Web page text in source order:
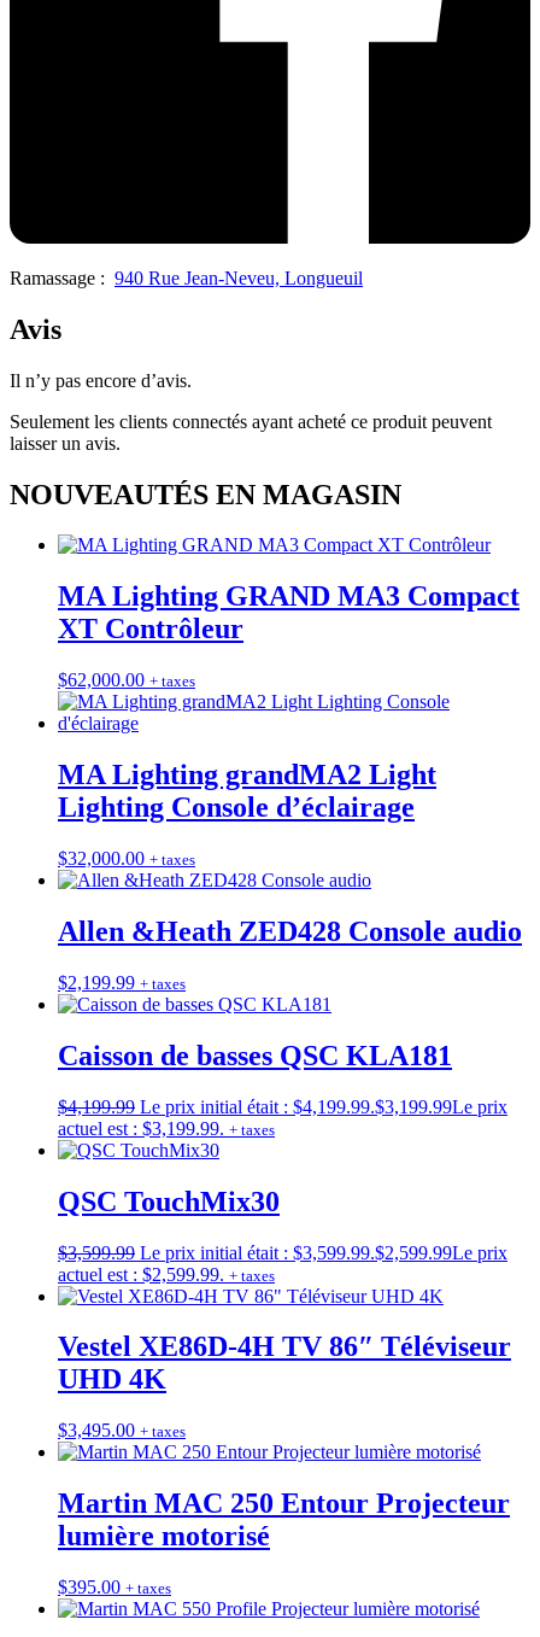
Ramassage : 940 Rue Jean-Neveu, Longueuil
Avis
Il n’y pas encore d’avis.
Seulement les clients connectés ayant acheté ce produit peuvent
laisser un avis.
NOUVEAUTÉS EN MAGASIN
MA Lighting GRAND MA3 Compact
XT Contrôleur
$62,000.00 + taxes
MA Lighting grandMA2 Light
Lighting Console d’éclairage
$32,000.00 + taxes
Allen &Heath ZED428 Console audio
$2,199.99 + taxes
Caisson de basses QSC KLA181
$4,199.99 Le prix initial était : $4,199.99.$3,199.99Le prix
actuel est : $3,199.99. + taxes
QSC TouchMix30
$3,599.99 Le prix initial était : $3,599.99.$2,599.99Le prix
actuel est : $2,599.99. + taxes
Vestel XE86D-4H TV 86″ Téléviseur
UHD 4K
$3,495.00 + taxes
Martin MAC 250 Entour Projecteur
lumière motorisé
$395.00 + taxes